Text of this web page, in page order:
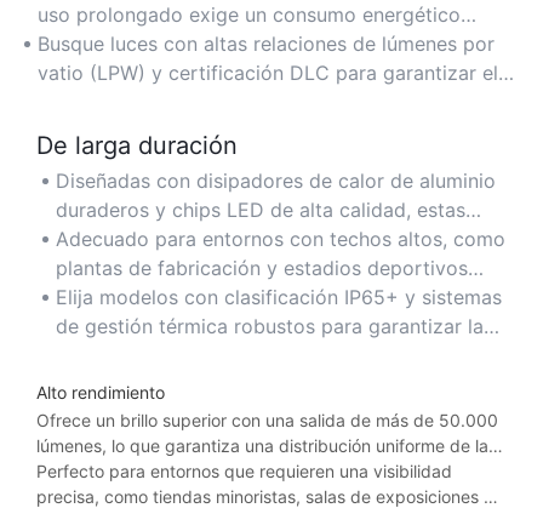
costos de electricidad hasta en un 60 % y al mismo
tiempo mantiene un brillo óptimo para espacios
grandes.
uso prolongado exige un consumo energético
eficiente sin comprometer la calidad de la
iluminación.
Busque luces con altas relaciones de lúmenes por
vatio (LPW) y certificación DLC para garantizar el
De larga duración
Diseñadas con disipadores de calor de aluminio
duraderos y chips LED de alta calidad, estas
luces ofrecen una vida útil de más de 50.000
horas, lo que minimiza los reemplazos
frecuentes y los costos de mantenimiento.
Adecuado para entornos con techos altos, como
plantas de fabricación y estadios deportivos
donde el acceso para realizar reparaciones es
complicado.
Elija modelos con clasificación IP65+ y sistemas
de gestión térmica robustos para garantizar la
propensas a vibraciones.
Alto rendimiento
Ofrece un brillo superior con una salida de más de 50.000
lúmenes, lo que garantiza una distribución uniforme de la
luz y elimina los puntos oscuros en espacios comerciales o
industriales amplios.
Perfecto para entornos que requieren una visibilidad
precisa, como tiendas minoristas, salas de exposiciones y